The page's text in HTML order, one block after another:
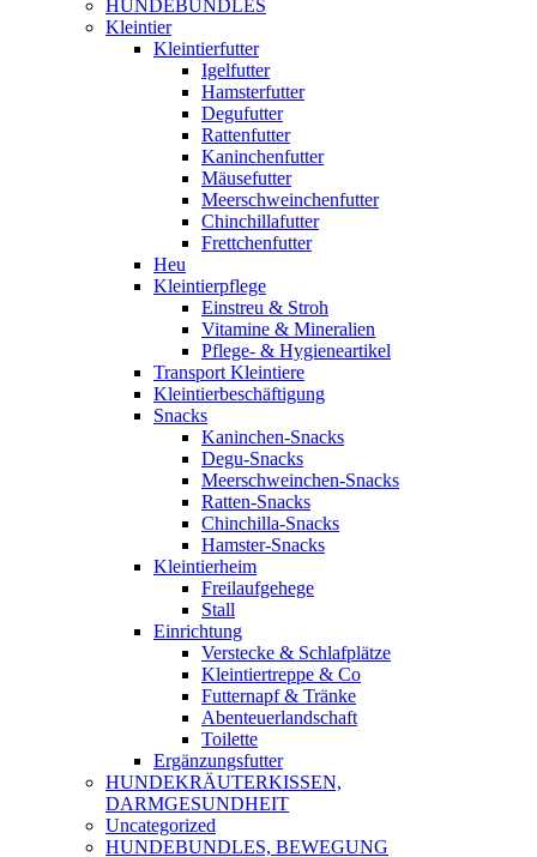
HUNDEBUNDLES
Kleintier
Kleintierfutter
Igelfutter
Hamsterfutter
Degufutter
Rattenfutter
Kaninchenfutter
Mäusefutter
Meerschweinchenfutter
Chinchillafutter
Frettchenfutter
Heu
Kleintierpflege
Einstreu & Stroh
Vitamine & Mineralien
Pflege- & Hygieneartikel
Transport Kleintiere
Kleintierbeschäftigung
Snacks
Kaninchen-Snacks
Degu-Snacks
Meerschweinchen-Snacks
Ratten-Snacks
Chinchilla-Snacks
Hamster-Snacks
Kleintierheim
Freilaufgehege
Stall
Einrichtung
Verstecke & Schlafplätze
Kleintiertreppe & Co
Futternapf & Tränke
Abenteuerlandschaft
Toilette
Ergänzungsfutter
HUNDEKRÄUTERKISSEN,
DARMGESUNDHEIT
Uncategorized
HUNDEBUNDLES, BEWEGUNG